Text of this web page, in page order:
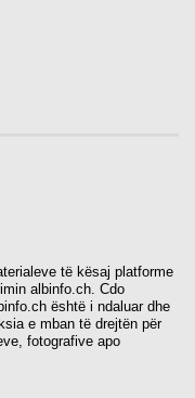
të kësaj platforme
albinfo.ch. Cdo
është i ndaluar dhe
e mban të drejtën për
fotografive apo